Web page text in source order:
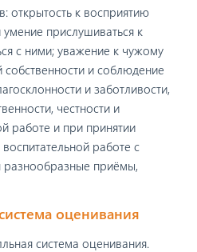
открытость к восприятию
прислушиваться к
с ними; уважение к чужому
собственности и соблюдение
и заботливости,
честности и
работе и при принятии
работе с
разнообразные приёмы,
оценивания
система оценивания.